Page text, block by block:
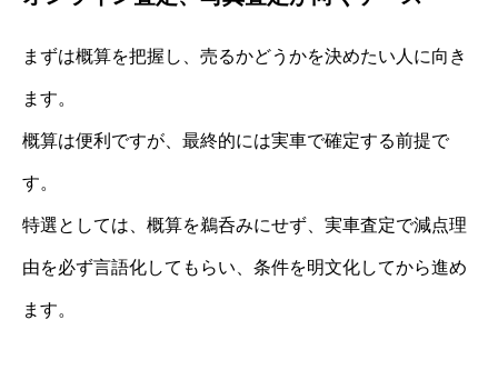
まずは概算を把握し、売るかどうかを決めたい人に向き
ます。
概算は便利ですが、最終的には実車で確定する前提で
す。
特選としては、概算を鵜呑みにせず、実車査定で減点理
由を必ず言語化してもらい、条件を明文化してから進め
ます。